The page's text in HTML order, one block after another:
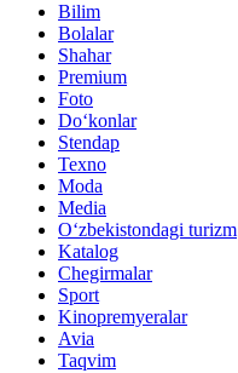
Bilim
Bolalar
Shahar
Premium
Foto
Do‘konlar
Stendap
Texno
Moda
Media
O‘zbekistondagi turizm
Katalog
Chegirmalar
Sport
Kinopremyeralar
Avia
Taqvim